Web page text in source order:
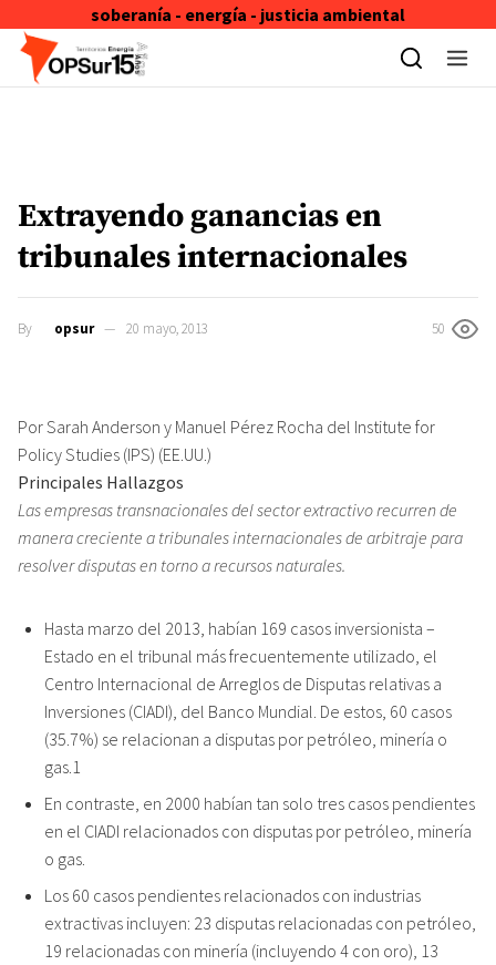
soberanía - energía - justicia ambiental
Skip to content
Extrayendo ganancias en
tribunales internacionales
By opsur 20 mayo, 2013 50
Por Sarah Anderson y Manuel Pérez Rocha del Institute for
Policy Studies (IPS) (EE.UU.)
Principales Hallazgos
Las empresas transnacionales del sector extractivo recurren de
manera creciente a tribunales internacionales de arbitraje para
resolver disputas en torno a recursos naturales.
Hasta marzo del 2013, habían 169 casos inversionista –
Estado en el tribunal más frecuentemente utilizado, el
Centro Internacional de Arreglos de Disputas relativas a
Inversiones (CIADI), del Banco Mundial. De estos, 60 casos
(35.7%) se relacionan a disputas por petróleo, minería o
gas.1
En contraste, en 2000 habían tan solo tres casos pendientes
en el CIADI relacionados con disputas por petróleo, minería
o gas.
Los 60 casos pendientes relacionados con industrias
extractivas incluyen: 23 disputas relacionadas con petróleo,
19 relacionadas con minería (incluyendo 4 con oro), 13